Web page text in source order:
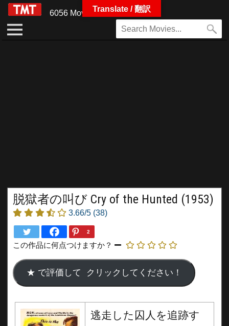
6056 Movies
脱獄者の叫び Cry of the Hunted (1953)
3.66/5 (38)
2
この作品に何点つけますか？
逃走した囚人を追跡す
Translate / 翻訳